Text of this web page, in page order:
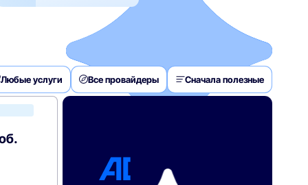
Любые услуги Все провайдеры Сначала полезные